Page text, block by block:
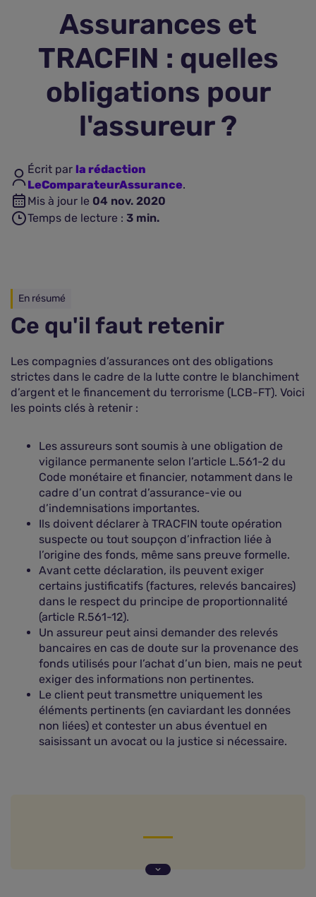
Assurance vie
Plus d'assurances
Assurances et
TRACFIN : quelles
obligations pour
l'assureur ?
Écrit par la rédaction
LeComparateurAssurance.
Mis à jour le 04 nov. 2020
Temps de lecture : 3 min.
En résumé
Ce qu'il faut retenir
Les compagnies d’assurances ont des obligations
strictes dans le cadre de la lutte contre le blanchiment
d’argent et le financement du terrorisme (LCB-FT). Voici
les points clés à retenir :
Les assureurs sont soumis à une obligation de
vigilance permanente selon l’article L.561-2 du
Code monétaire et financier, notamment dans le
cadre d’un contrat d’assurance-vie ou
d’indemnisations importantes.
Ils doivent déclarer à TRACFIN toute opération
suspecte ou tout soupçon d’infraction liée à
l’origine des fonds, même sans preuve formelle.
Avant cette déclaration, ils peuvent exiger
certains justificatifs (factures, relevés bancaires)
dans le respect du principe de proportionnalité
(article R.561-12).
Un assureur peut ainsi demander des relevés
bancaires en cas de doute sur la provenance des
fonds utilisés pour l’achat d’un bien, mais ne peut
exiger des informations non pertinentes.
Le client peut transmettre uniquement les
éléments pertinents (en caviardant les données
non liées) et contester un abus éventuel en
saisissant un avocat ou la justice si nécessaire.
Mon assureur me réclame mes relevés bancaires